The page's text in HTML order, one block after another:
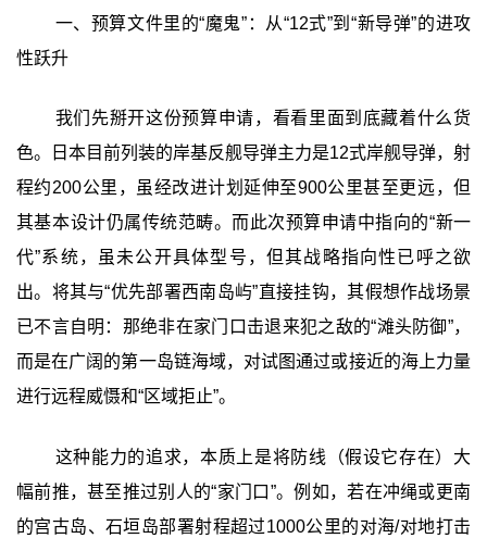
一、预算文件里的“魔鬼”：从“12式”到“新导弹”的进攻
性跃升
我们先掰开这份预算申请，看看里面到底藏着什么货
色。日本目前列装的岸基反舰导弹主力是12式岸舰导弹，射
程约200公里，虽经改进计划延伸至900公里甚至更远，但
其基本设计仍属传统范畴。而此次预算申请中指向的“新一
代”系统，虽未公开具体型号，但其战略指向性已呼之欲
出。将其与“优先部署西南岛屿”直接挂钩，其假想作战场景
已不言自明：那绝非在家门口击退来犯之敌的“滩头防御”，
而是在广阔的第一岛链海域，对试图通过或接近的海上力量
进行远程威慑和“区域拒止”。
这种能力的追求，本质上是将防线（假设它存在）大
幅前推，甚至推过别人的“家门口”。例如，若在冲绳或更南
的宫古岛、石垣岛部署射程超过1000公里的对海/对地打击